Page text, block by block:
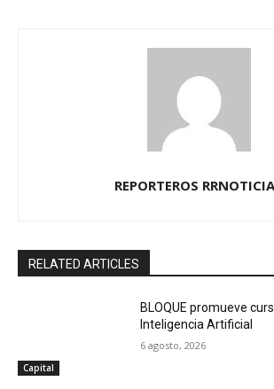
REPORTEROS
RELATED ARTICLES
Capital
BLOQUE promueve
Inteligencia Artificial
6 agosto, 2026